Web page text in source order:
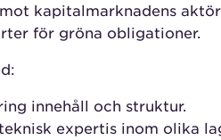
kapitalmarknadens
för gröna obligationer.
innehåll och struktur.
expertis inom olika